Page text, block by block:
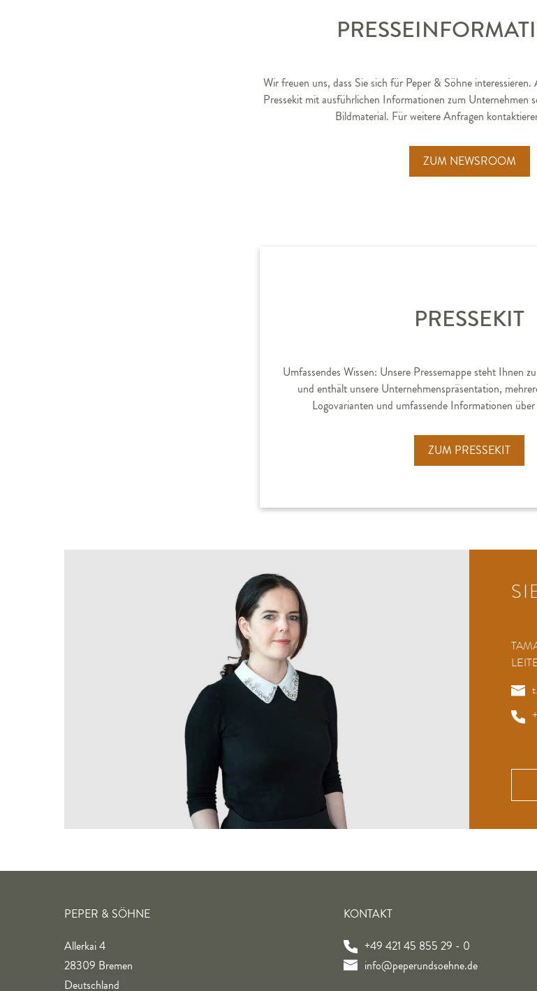
Wir freuen uns, dass Sie sich für Peper & Söhne
Pressekit mit ausführlichen Informationen zum Unternehmen
Bildmaterial. Für weitere Anfragen
ZUM NEWSROOM
PRESSEKIT
Umfassendes Wissen: Unsere Pressemappe steht Ihnen
und enthält unsere Unternehmenspräsentation,
Logovarianten und umfassende Informationen
ZUM PRESSEKIT
PEPER & SÖHNE
Allerkai 4
28309 Bremen
Deutschland
KONTAKT
+49 421 45 855 29 - 0
info@peperundsoehne.de